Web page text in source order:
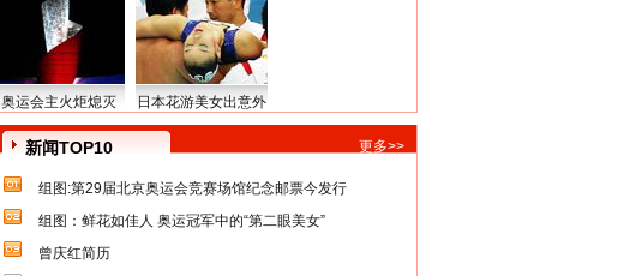
奥运会主火炬熄灭 日本花游美女出意外
新闻TOP10 更多>>
组图:第29届北京奥运会竞赛场馆纪念邮票今发行
组图：鲜花如佳人 奥运冠军中的“第二眼美女”
曾庆红简历